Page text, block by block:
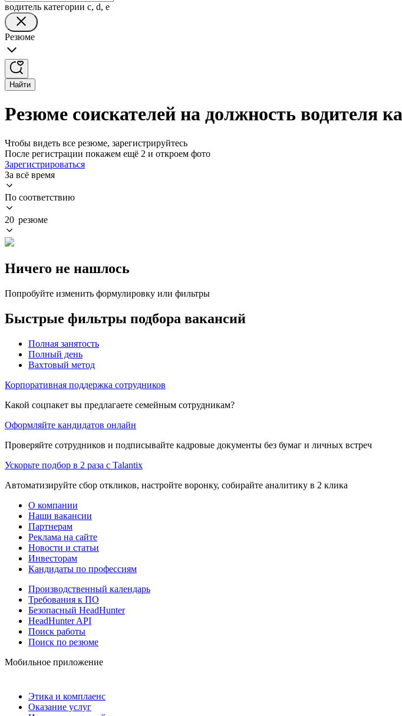
водитель категории c, d, e
Резюме
Найти
Резюме соискателей на должность водителя
Чтобы видеть все резюме, зарегистрируйтесь
После регистрации покажем ещё 2 и откроем фото
Зарегистрироваться
За всё время
По соответствию
20 резюме
Ничего не нашлось
Попробуйте изменить формулировку или фильтры
Быстрые фильтры подбора вакансий
Полная занятость
Полный день
Вахтовый метод
Корпоративная поддержка сотрудников
Какой соцпакет вы предлагаете семейным сотрудникам?
Оформляйте кандидатов онлайн
Проверяйте сотрудников и подписывайте кадровые документы без бумаг и личных встреч
Ускорьте подбор в 2 раза с Talantix
Автоматизируйте сбор откликов, настройте воронку, собирайте аналитику в 2 клика
О компании
Наши вакансии
Партнерам
Реклама на сайте
Новости и статьи
Инвесторам
Кандидаты по профессиям
Производственный календарь
Требования к ПО
Безопасный HeadHunter
HeadHunter API
Поиск работы
Поиск по резюме
Мобильное приложение
Этика и комплаенс
Оказание услуг